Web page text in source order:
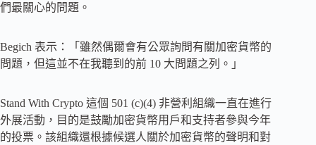
們最關心的問題。
Begich 表示：「雖然偶爾會有公眾詢問有關加密貨幣的
問題，但這並不在我聽到的前 10 大問題之列。」
Stand With Crypto 這個 501 (c)(4) 非營利組織一直在進行
外展活動，目的是鼓勵加密貨幣用戶和支持者參與今年
的投票。該組織還根據候選人關於加密貨幣的聲明和對